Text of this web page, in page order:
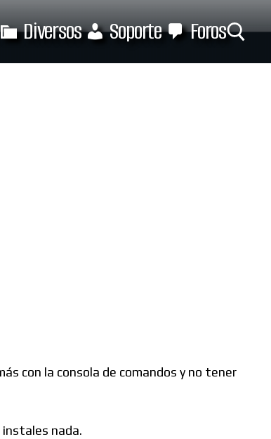
Diversos Soporte Foros
con la consola de comandos y no tener
nada.